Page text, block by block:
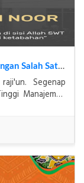
2026
STMIK